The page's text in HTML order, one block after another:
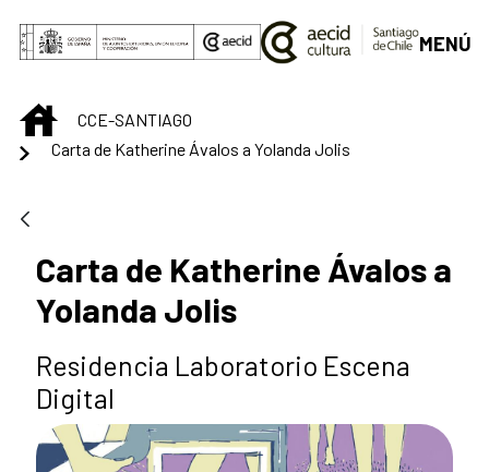
Saltar al contenido principal
MENÚ
INICIOCCE-SANTIAGO
Carta de Katherine Ávalos a Yolanda Jolis
Carta de Katherine Ávalos a
Yolanda Jolis
Residencia Laboratorio Escena
Digital